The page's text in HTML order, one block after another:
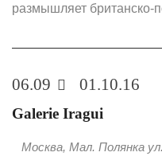
размышляет британско-
06.09 01.10.16
Galerie Iragui
Москва, Мал. Полянка